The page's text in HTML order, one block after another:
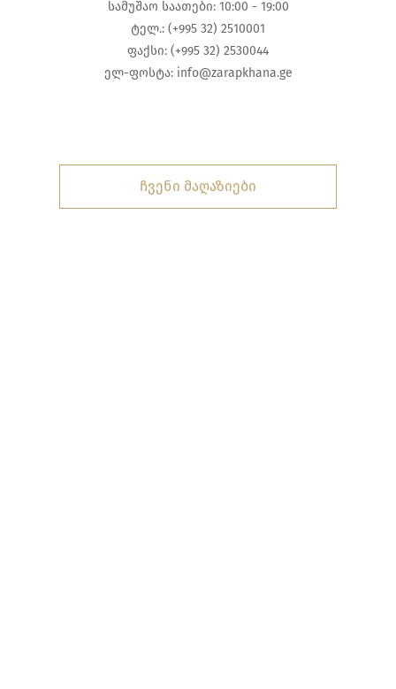
სამუშაო საათები: 10:00 - 19:00
ტელ.: (+995 32) 2510001
ფაქსი: (+995 32) 2530044
ელ-ფოსტა: info@zarapkhana.ge
ჩვენი მაღაზიები